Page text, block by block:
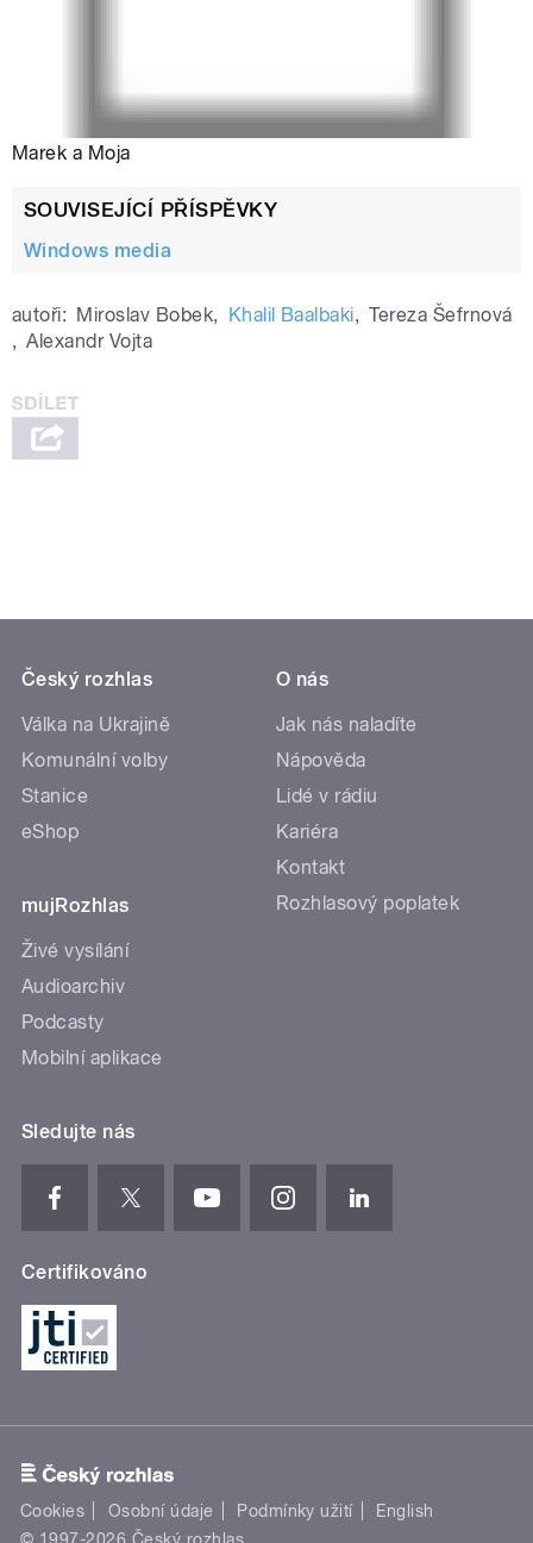
Marek a Moja
SOUVISEJÍCÍ PŘÍSPĚVKY
Windows media
autoři: Miroslav Bobek, Khalil Baalbaki, Tereza Šefrnová
, Alexandr Vojta
Český rozhlas
Válka na Ukrajině
Komunální volby
Stanice
eShop
mujRozhlas
Živé vysílání
Audioarchiv
Podcasty
Mobilní aplikace
O nás
Jak nás naladíte
Nápověda
Lidé v rádiu
Kariéra
Kontakt
Rozhlasový poplatek
Sledujte nás
Certifikováno
Cookies Osobní údaje Podmínky užití
English